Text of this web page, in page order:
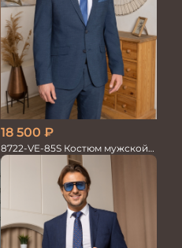
18 500 ₽
8722-VE-85S Костюм мужской
двойка